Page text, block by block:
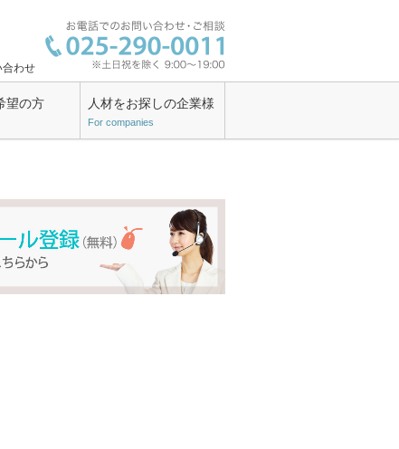
合わせ
望の方 人材をお探しの企業様
For companies